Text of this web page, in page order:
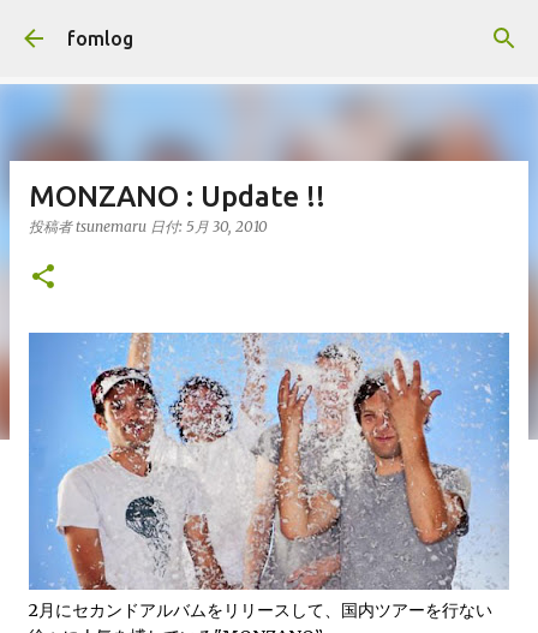
スキップしてメイン コンテンツに移動
fomlog
MONZANO : Update !!
投稿者tsunemaru 日付: 5月 30, 2010
2月にセカンドアルバムをリリースして、国内ツアーを行ない